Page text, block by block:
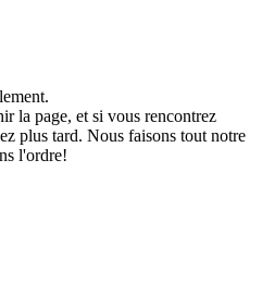
la page, et si vous rencontrez
plus tard. Nous faisons tout notre
l'ordre!